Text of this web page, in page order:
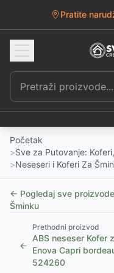
Pratite
Početak
>Sve za Putovanje:
>Neseseri i Koferi Za
← Pogledaj sve
Šminku
←
Prethodni proizvod
ABS neseser Kofer
Enova Capri
524260